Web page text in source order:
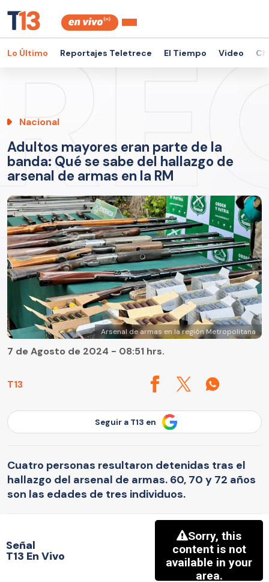
Lo Último Reportajes Teletrece El Tiempo Video
Nacional
Adultos mayores eran parte de la
banda: Qué se sabe del hallazgo de
arsenal de armas en la RM
Arsenal de armas en la región Metropolitana
T13
7 de Agosto de 2024 - 08:51 hrs.
Seguir a T13 en
Cuatro personas resultaron detenidas tras el
hallazgo del arsenal de armas. 60, 70 y 72 años
son las edades de tres individuos.
Señal
T13 En Vivo